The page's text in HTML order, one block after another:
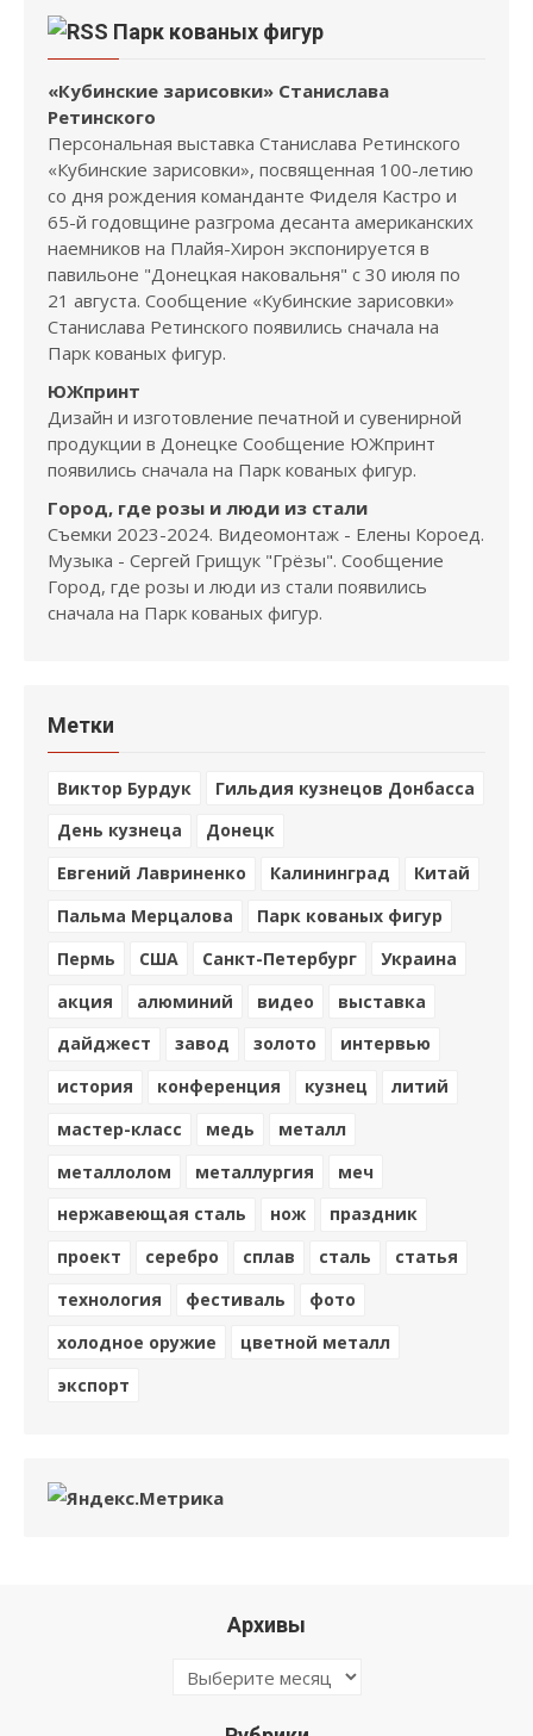
Парк кованых фигур
«Кубинские зарисовки» Станислава
Ретинского
Персональная выставка Станислава Ретинского
«Кубинские зарисовки», посвященная 100-летию
со дня рождения команданте Фиделя Кастро и
65-й годовщине разгрома десанта американских
наемников на Плайя-Хирон экспонируется в
павильоне "Донецкая наковальня" с 30 июля по
21 августа. Сообщение «Кубинские зарисовки»
Станислава Ретинского появились сначала на
Парк кованых фигур.
ЮЖпринт
Дизайн и изготовление печатной и сувенирной
продукции в Донецке Сообщение ЮЖпринт
появились сначала на Парк кованых фигур.
Город, где розы и люди из стали
Съемки 2023-2024. Видеомонтаж - Елены Короед.
Музыка - Сергей Грищук "Грёзы". Сообщение
Город, где розы и люди из стали появились
сначала на Парк кованых фигур.
Метки
Виктор Бурдук
Гильдия кузнецов Донбасса
День кузнеца
Донецк
Евгений Лавриненко
Калининград
Китай
Пальма Мерцалова
Парк кованых фигур
Пермь
США Санкт-Петербург
Украина
акция
алюминий видео
выставка
дайджест
завод золото
интервью
история
конференция кузнец
литий
мастер-класс
медь
металл
металлолом
металлургия
меч
нержавеющая сталь
нож
праздник
проект
серебро сплав сталь
статья
технология
фестиваль
фото
холодное оружие
цветной металл
экспорт
Архивы
Архивы